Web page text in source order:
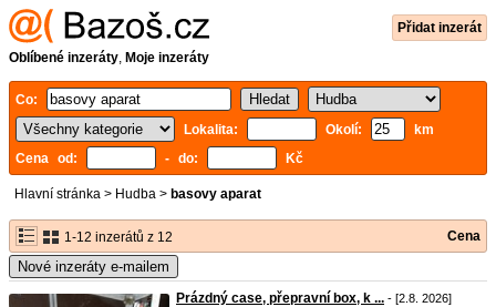
Přidat inzerát
Oblíbené inzeráty, Moje inzeráty
Co:
Lokalita:
Okolí:
km
Cena od:
- do: Kč
Hlavní stránka > Hudba > basovy aparat
1-12 inzerátů z 12 Cena
Nové inzeráty e-mailem
Prázdný case, přepravní box, k ... - [2.8. 2026]